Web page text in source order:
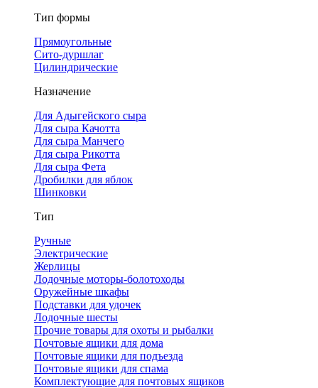
Тип формы
Прямоугольные
Сито-дуршлаг
Цилиндрические
Назначение
Для Адыгейского сыра
Для сыра Качотта
Для сыра Манчего
Для сыра Рикотта
Для сыра Фета
Дробилки для яблок
Шинковки
Тип
Ручные
Электрические
Жерлицы
Лодочные моторы-болотоходы
Оружейные шкафы
Подставки для удочек
Лодочные шесты
Прочие товары для охоты и рыбалки
Почтовые ящики для дома
Почтовые ящики для подъезда
Почтовые ящики для спама
Комплектующие для почтовых ящиков